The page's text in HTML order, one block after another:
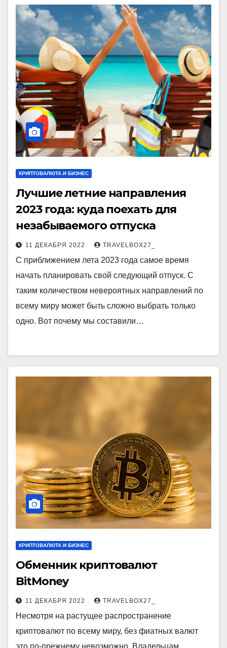
КРИПТОВАЛЮТА И БИЗНЕС
Лучшие летние направления
2023 года: куда поехать для
незабываемого отпуска
11 ДЕКАБРЯ 2022 TRAVELBOX27_
С приближением лета 2023 года самое время
начать планировать свой следующий отпуск. С
таким количеством невероятных направлений по
всему миру может быть сложно выбрать только
одно. Вот почему мы составили…
КРИПТОВАЛЮТА И БИЗНЕС
Обменник криптовалют
BitMoney
11 ДЕКАБРЯ 2022 TRAVELBOX27_
Несмотря на растущее распространение
криптовалют по всему миру, без фиатных валют
это по-прежнему невозможно. Владельцам